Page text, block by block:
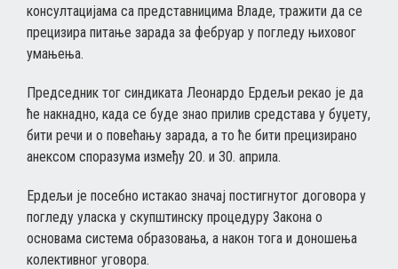
консултацијама са представницима Владе, тражити да се
прецизира питање зарада за фебруар у погледу њиховог
умањења.
Председник тог синдиката Леонардо Ердељи рекао је да
ће накнадно, када се буде знао прилив средстава у буџету,
бити речи и о повећању зарада, а то ће бити прецизирано
анексом споразума између 20. и 30. априла.
Ердељи је посебно истакао значај постигнутог договора у
погледу уласка у скупштинску процедуру Закона о
основама система образовања, а након тога и доношења
колективног уговора.